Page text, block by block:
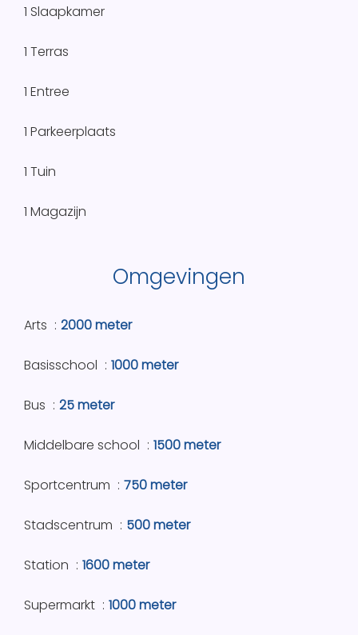
1 Slaapkamer
1 Terras
1 Entree
1 Parkeerplaats
1 Tuin
1 Magazijn
Omgevingen
Arts 2000 meter
Basisschool 1000 meter
Bus 25 meter
Middelbare school 1500 meter
Sportcentrum 750 meter
Stadscentrum 500 meter
Station 1600 meter
Supermarkt 1000 meter